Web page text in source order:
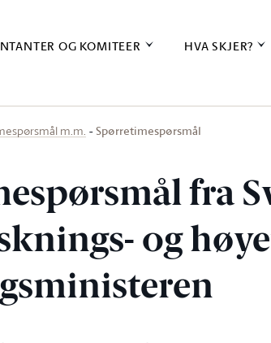
OG KOMITEER HVA SKJER?
m.m. Spørretimespørsmål
fra
og